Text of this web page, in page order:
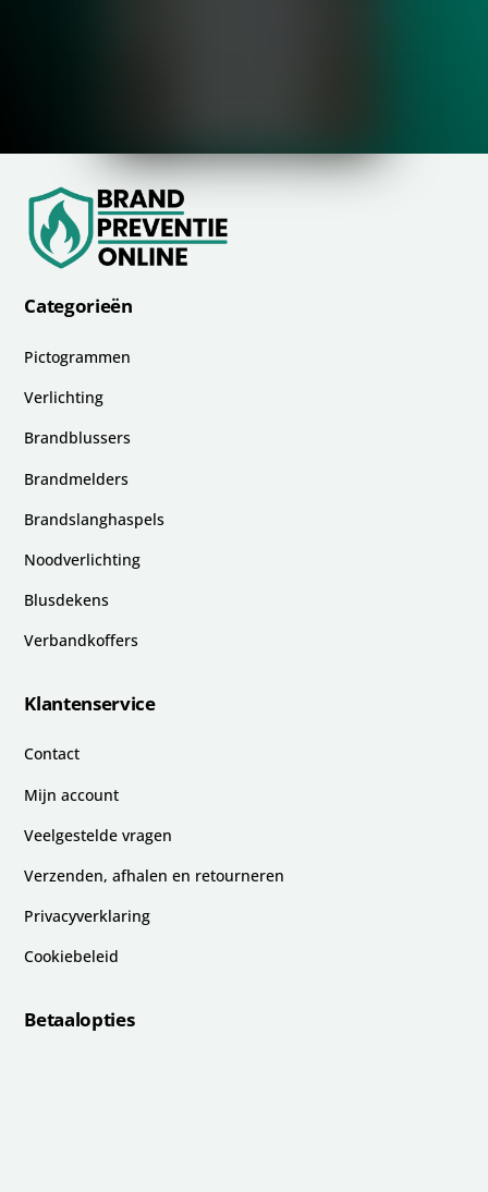
Categorieën
Pictogrammen
Verlichting
Brandblussers
Brandmelders
Brandslanghaspels
Noodverlichting
Blusdekens
Verbandkoffers
Klantenservice
Contact
Mijn account
Veelgestelde vragen
Verzenden, afhalen en retourneren
Privacyverklaring
Cookiebeleid
Betaalopties